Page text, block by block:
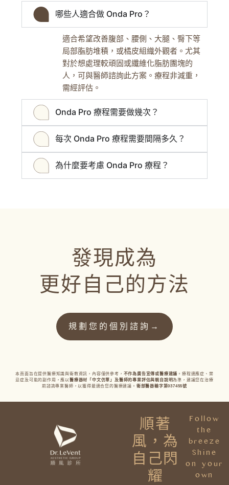
哪些人適合做 Onda Pro？
適合希望改善腹部、腰側、大腿、臀下等
局部脂肪堆積，或橘皮組織外觀者。尤其
對於想處理較頑固或纖維化脂肪團塊的
人，可與醫師諮詢此方案。療程非減重，
需經評估。
Onda Pro 療程需要做幾次？
每次 Onda Pro 療程需要間隔多久？
為什麼要考慮 Onda Pro 療程？
發現成為
更好自己的方法
規劃您的個別諮詢→
本頁面旨在提供醫療知識與衛教資訊，內容僅供參考， 不作為廣告宣傳或醫療建議 。療程適應症、禁
忌症及可能的副作用，應以 醫療器材「中文仿單」及醫師的專業評估與親自說明為準，建議您在治療
前諮詢專業醫師，以獲得最適合您的醫療建議。 衛部醫器輸字第037455號
順著
風，為
自己閃
耀
Follow
the
breeze
Shine
on your
own